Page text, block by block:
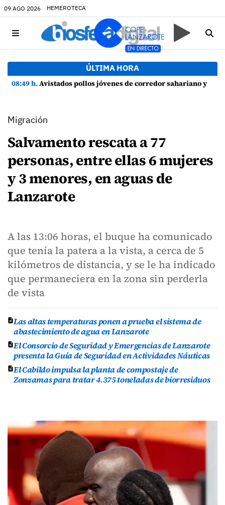
09 AGO 2026 HEMEROTECA
ÚLTIMA HORA
08:49 h.Avistados pollos jóvenes de corredor sahariano y episodios de cortejo de hubara cerca del rally de Lanzarote
Migración
Salvamento rescata a 77
personas, entre ellas 6 mujeres
y 3 menores, en aguas de
Lanzarote
A las 13:06 horas, el buque ha comunicado
que tenía la patera a la vista, a cerca de 5
kilómetros de distancia, y se le ha indicado
que permaneciera en la zona sin perderla
de vista
Las altas temperaturas ponen a prueba el sistema de
abastecimiento de agua en Lanzarote
El Consorcio de Seguridad y Emergencias de Lanzarote
presenta la Guía de Seguridad en Actividades Náuticas
El Cabildo impulsa la planta de compostaje de
Zonzamas para tratar 4.375 toneladas de biorresiduos